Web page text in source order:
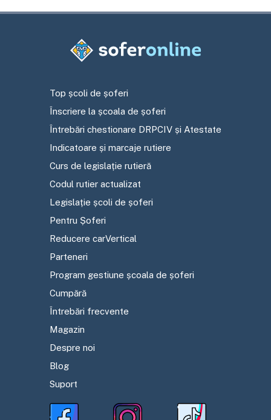
Top școli de șoferi
Înscriere la școala de șoferi
Întrebări chestionare DRPCIV și Atestate
Indicatoare și marcaje rutiere
Curs de legislație rutieră
Codul rutier actualizat
Legislație școli de șoferi
Pentru Șoferi
Reducere carVertical
Parteneri
Program gestiune școala de șoferi
Cumpără
Întrebări frecvente
Magazin
Despre noi
Blog
Suport